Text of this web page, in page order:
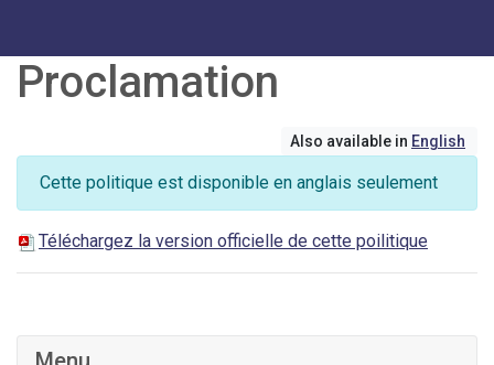
Proclamation
Also available in English
Cette politique est disponible en anglais seulement
Téléchargez la version officielle de cette poilitique